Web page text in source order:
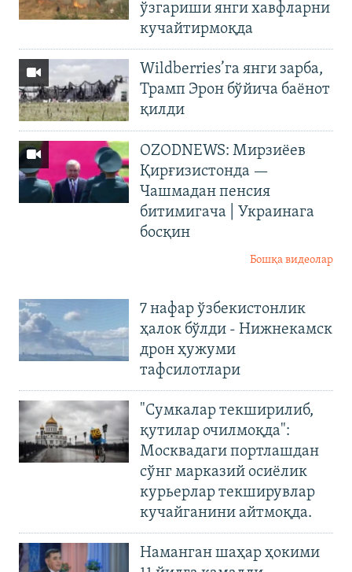
ўзгариши янги хавфларни
кучайтирмоқда
Wildberries’га янги зарба,
Трамп Эрон бўйича баёнот
қилди
OZODNEWS: Мирзиёев
Қирғизистонда —
Чашмадан пенсия
битимигача | Украинага
босқин
Бошқа видеолар
7 нафар ўзбекистонлик
ҳалок бўлди - Нижнекамск
дрон ҳужуми
тафсилотлари
"Сумкалар текширилиб,
қутилар очилмоқда":
Москвадаги портлашдан
сўнг марказий осиёлик
курьерлар текширувлар
кучайганини айтмоқда.
Наманган шаҳар ҳокими